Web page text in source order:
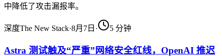
中降低了攻击漏报率。
深度The New Stack·8月7日 · 5 分钟
Astra 测试触及“严重”网络安全红线，OpenAI 推迟